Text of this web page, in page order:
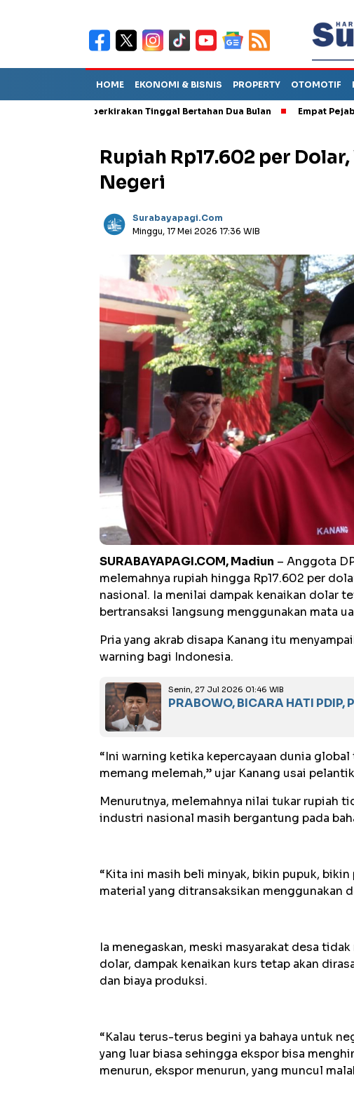
HOME EKONOMI & BISNIS PROPERTY OTOMOTIF
TPA Diperkirakan Tinggal Bertahan Dua Bulan Empat Pejabat Baru
Rupiah Rp17.602 per
Negeri
Surabayapagi.com
Minggu, 17 Mei 2026 17:36 WIB
SURABAYAPAGI.COM, Madiun – Anggota
melemahnya rupiah hingga Rp17.602 per
nasional. Ia menilai dampak kenaikan dolar
bertransaksi langsung menggunakan mata
‎Pria yang akrab disapa Kanang itu
warning bagi Indonesia.
Senin, 27 Jul 2026 01:46 WIB
PRABOWO, BICARA HATI PDIP,
‎“Ini warning ketika kepercayaan dunia
memang melemah,” ujar Kanang usai
‎Menurutnya, melemahnya nilai tukar rupiah
industri nasional masih bergantung pada
‎“Kita ini masih beli minyak, bikin pupuk,
material yang ditransaksikan menggunakan
‎Ia menegaskan, meski masyarakat desa
dolar, dampak kenaikan kurs tetap akan
dan biaya produksi.
‎“Kalau terus-terus begini ya bahaya untuk
yang luar biasa sehingga ekspor bisa
menurun, ekspor menurun, yang muncul